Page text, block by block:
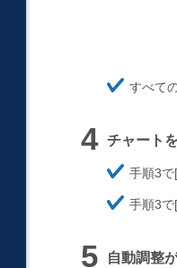
ほ
そ
すべて
チャート
ほ
そ
く
手順3で
ほ
そ
手順3で
自動調整